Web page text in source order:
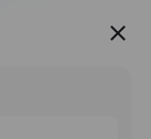
服务推荐